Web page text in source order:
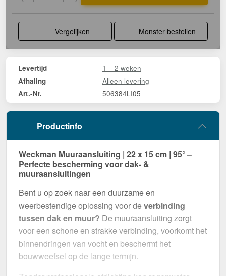
Vergelijken Monster bestellen
Levertijd 1 – 2 weken
Afhaling Alleen levering
Art.-Nr. 506384LI05
Productinfo
Weckman Muuraansluiting | 22 x 15 cm | 95° –
Perfecte bescherming voor dak- &
muuraansluitingen
Bent u op zoek naar een duurzame en
weerbestendige oplossing voor deverbinding
tussen dak en muur? De muuraansluiting zorgt
voor een schone en strakke verbinding, voorkomt het
binnendringen van vocht en beschermt het
bouwweefsel op de lange termijn.